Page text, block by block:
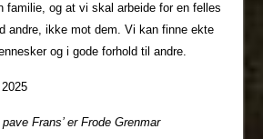
familie, og at vi skal arbeide for en felles
andre, ikke mot dem. Vi kan finne ekte
og i gode forhold til andre.
Frans’ er Frode Grenmar